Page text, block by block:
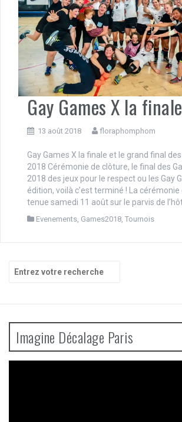
Gay Games X la finale
13 août 2018 floraphomphom
Gay Games X la finale et le grand final
2018 Cérémonie de clôture, le final des
2018 des jeux pour le respect ou les Gay
édition, voilà c’est terminé ! La cérémonie
tenue samedi 11 août sur le parvis de
Evenements, Games2018, Tournois
Recherche
pour
Imagine Décalage Paris